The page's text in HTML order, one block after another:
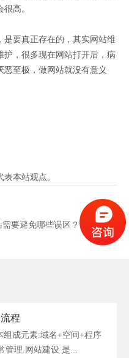
高。
要真正存在的，其实网站维
，很多现在网站打开后，病
至极，做网站就没有意义
本站观点。
要避免哪些误区？
程
成元素:域名+空间+程序
管理.网站建设 是...